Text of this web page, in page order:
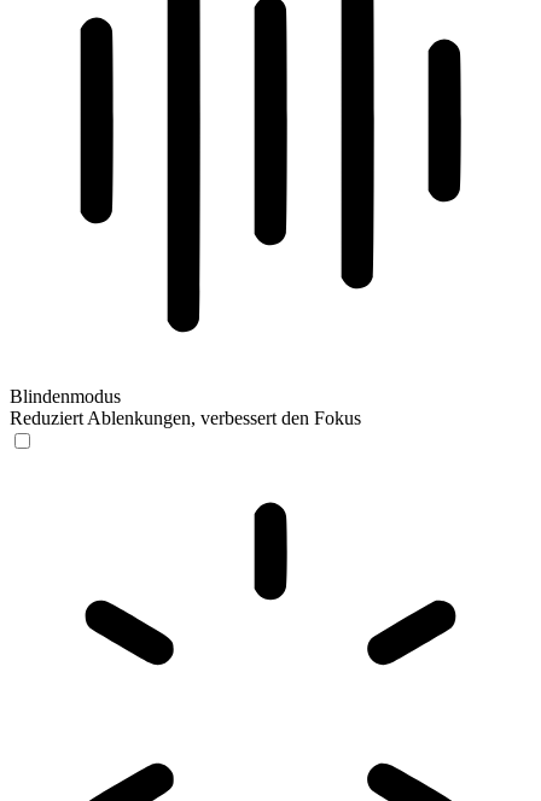
Blindenmodus
Reduziert Ablenkungen, verbessert den Fokus